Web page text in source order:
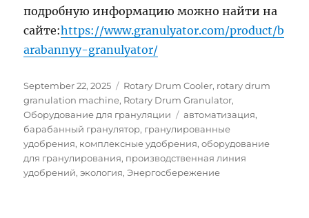
подробную информацию можно найти на
сайте:https://www.granulyator.com/product/b
arabannyy-granulyator/
Posted
on
September 22, 2025 Categories
Rotary Drum Cooler, rotary drum
granulation machine, Rotary Drum Granulator,
Оборудование для грануляции
Tags
автоматизация,
барабанный гранулятор, гранулированные
удобрения, комплексные удобрения,оборудование
для гранулирования, производственная линия
удобрений,экология,Энергосбережение